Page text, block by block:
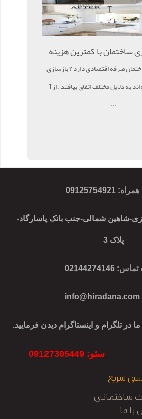
ساختمان با کمترین هزینه
صرفه اقتصادی دارد ؟ بازسازی
به دلایل مختلف اتفاق بیافتد . از آ
...
:
09125754921
شاهین شمالی-جنب بانک پاسارگاد-
پلاک 3
تماس: 02144274146
info@hiradana.com
در تلگرام و اینستاگرام دیدن فرمایید.
سریع
ساختمانی
ما